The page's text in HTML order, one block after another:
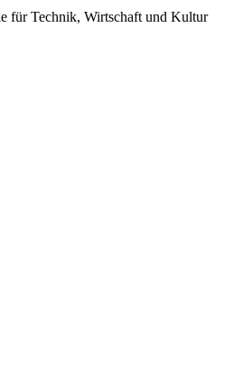
für Technik, Wirtschaft und Kultur